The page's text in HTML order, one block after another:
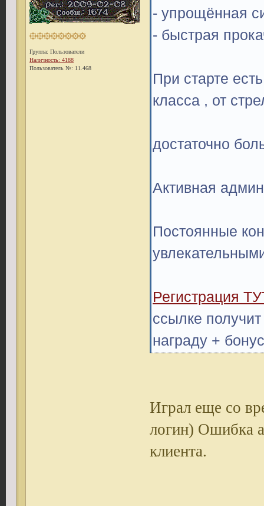
Группа: Пользователи
Наличность: 4188
Пользователь №: 11.468
- упрощённая
- быстрая
При старте
класса , от
достаточно
Активная
Постоянные
Регистрация
ссылке
награду +
Играл еще со
логин) Ошибка
клиента.